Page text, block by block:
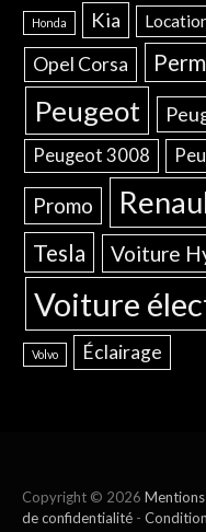
Honda Kia
Opel Corsa
Peugeot
Peugeot 3008
Promo
Tesla Voiture
Voiture
Volvo Éclairage
Copyright © 2026
de confidentialité -